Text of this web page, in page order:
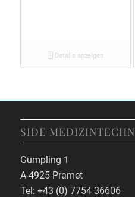
Details anzeigen
SIDE
Gumpling 1
A-4925 Pramet
Tel: +43 (0) 7754 36606